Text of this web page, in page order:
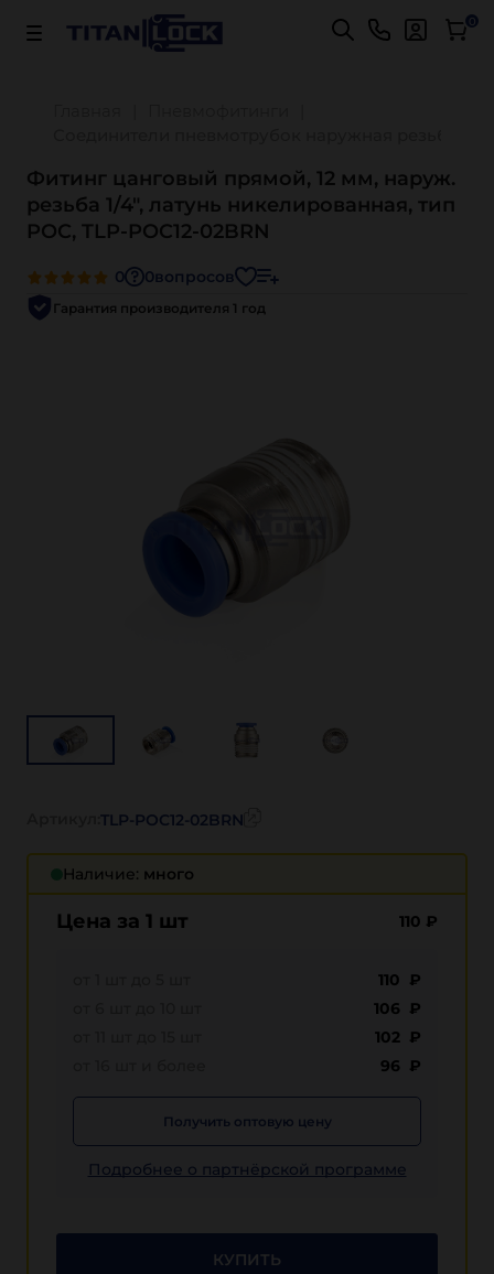
Важно! Для оплаты заказов Подробнее 0
Фитинг цанговый прямой, 12 мм, наруж.
резьба 1/4", латунь никелированная, тип
POC, TLP-POC12-02BRN
0 0вопросов
Гарантия производителя 1 год
Наличие: много
Цена за 1 шт 110 ₽
110 ₽
106 ₽
102 ₽
96 ₽
Получить оптовую цену
Подробнее о партнёрской программе
КУПИТЬ
TLP-POC12-02BRN